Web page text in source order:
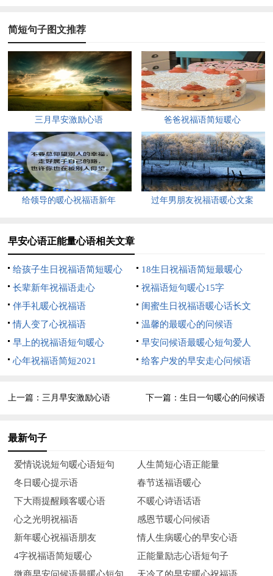
5、原来你是我最想留住的幸运。
6、我自是年少，韶华倾负。
7、春蚕到死丝方尽，人至期颐亦不休。一息尚存须发奋，
留作青年好范畴。——吴玉章
8、心量狭小，则多烦恼，心量广大，智慧丰饶。
9、和一个生活习惯有很多差异的人恋爱不要紧，结婚要慎
重，想想你是否可以长久忍受彼此的不同。
11、现在不玩命，将来命玩你，现在不努力，未来不给力
——致自己。
12、回头已没办法那就随他吧。
13、请别伤我的心，那里面住的是你。
14、当你决定了一辈子干什么以后，你就要坚定不移地干下
去，就不要随便地换。
情感的流露；标点，是停顿间狡黠的笑容。见短信如见面，真心
不变，早安，我亲爱的朋友！
17、学佛就是学做人。佛法，就是完成生命觉醒的方法，修
行，就是修正自己的行为、思想、见解。
18、如果你想快点成名，那么就得慢点睡觉；如果你想快点
长智，那么就得慢点骄傲。如果你想慢点老化，那么你就得快点
学习；如果你想慢点淘汰，那么就得快点迈步。不怕路远，就怕
简短句子图文推荐
三月早安激励心语 爸爸祝福语简短暖心
给领导的暖心祝福语新年 过年男朋友祝福语暖心文案
早安心语正能量心语相关文章
给孩子生日祝福语简短暖心
18生日祝福语简短最暖心
长辈新年祝福语走心
祝福语短句暖心15字
伴手礼暖心祝福语
闺蜜生日祝福语暖心话长文
情人变了心祝福语
温馨的最暖心的问候语
早上的祝福语短句暖心
早安问候语最暖心短句爱人
心年祝福语简短2021
给客户发的早安走心问候语
上一篇：三月早安激励心语 下一篇： 生日一句暖心的问候语
最新句子
爱情说说短句暖心语短句
人生简短心语正能量
冬日暖心提示语
春节送福语暖心
下大雨提醒顾客暖心语
不暖心诗语话语
心之光明祝福语
感恩节暖心问候语
新年暖心祝福语朋友
情人生病暖心的早安心语
4字祝福语简短暖心
正能量励志心语短句子